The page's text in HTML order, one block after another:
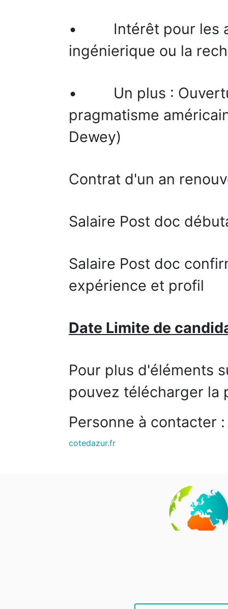
• Intérêt pour les
ingénierique ou la
• Un plus :
pragmatisme
Dewey)
Contrat d'un an
Salaire Post doc
Salaire Post doc
expérience et profil
Date Limite de
Pour plus d'éléments
pouvez télécharger la
Personne à contacter :
cotedazur.fr